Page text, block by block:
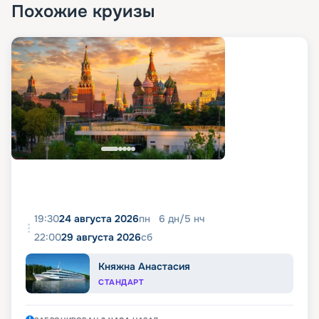
Похожие круизы
19:3024 августа 2026пн 6 дн/5 нч
22:0029 августа 2026сб
Княжна Анастасия
СТАНДАРТ